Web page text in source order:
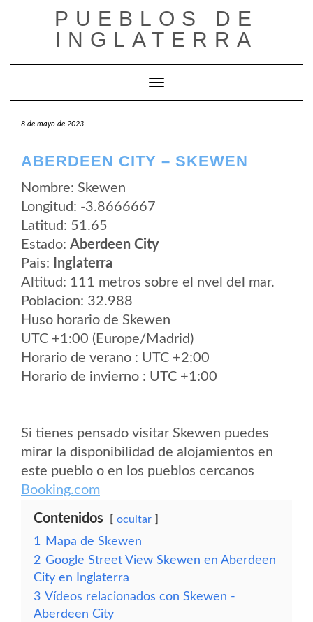
PUEBLOS DE
INGLATERRA
Cambiar modo de navegación
8 de mayo de 2023
ABERDEEN CITY – SKEWEN
Nombre: Skewen
Longitud: -3.8666667
Latitud: 51.65
Estado: Aberdeen City
Pais:
Inglaterra
Altitud: 111 metros sobre el nvel del mar.
Poblacion: 32.988
Huso horario de Skewen
UTC +1:00 (Europe/Madrid)
Horario de verano : UTC +2:00
Horario de invierno : UTC +1:00
Si tienes pensado visitar Skewen puedes
mirar la disponibilidad de alojamientos en
este pueblo o en los pueblos cercanos
Booking.com
Contenidos ocultar
1
Mapa de Skewen
2 Google Street View Skewen en Aberdeen
City en Inglaterra
3 Vídeos relacionados con Skewen -
Aberdeen City